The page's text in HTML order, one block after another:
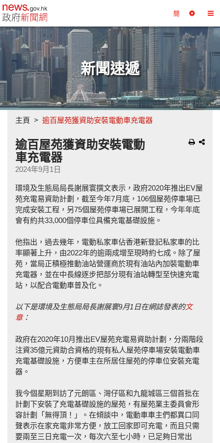
政府新聞網主頁 簡
擇
工
具
換
錄
新聞速遞
主頁 逾百屋苑獲資助安裝電動車充電器
逾百屋苑獲資助安裝電動
車充電器
2024年9月1日
環境及生態局局長謝展寰撰文表示，政府2020年推出EV屋
苑充電易資助計劃，截至今年7月底，106個屋苑停車場已
完成安裝工程，另75個屋苑停車場已展開工程，今年年底
會有約共33,000個停車位具備充電基礎設施。
他指出，過去幾年，電動私家車佔香港新登記私家車的比
率顯著上升，由2022年的逾兩成增至現時約七成。除了屋
苑，當局正積極推動油站營運商於現有油站內加裝電動車
充電器，並在中長線逐步把部分現有油站轉型至快速充電
站，以配合電動車普及化。
以下是環境及生態局局長謝展寰9月1日在網誌發表的文
章：
政府在2020年10月推出EV屋苑充電易資助計劃，分兩階段
注資35億元資助合資格的現有私人屋苑停車場安裝電動車
充電基礎設施，方便車主在所居住屋苑的停車位安裝充電
器。
我今個星期到訪了元朗區、灣仔區和九龍城區三個首批在
計劃下安裝了充電基礎設施的屋苑，有屋苑業主委員會形
容計劃「無得頂！」。在傾談中，電動車車主們都異口同
聲表示在家充電非常方便，放工回家即可充電，而且只需
要兩至三日充電一次，每次六至七小時，已足夠日常出